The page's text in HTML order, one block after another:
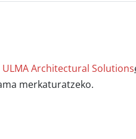
ULMA Architectural Solutions
merkaturatzeko.